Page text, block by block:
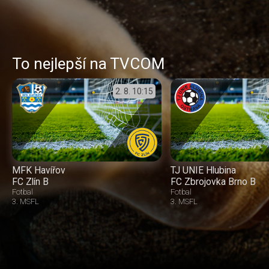
To nejlepší na TVCOM
2. 8. 10:15
MFK Havířov
FC Zlín B
Fotbal
3. MSFL
TJ UNIE Hlubina
FC Zbrojovka Brno B
Fotbal
3. MSFL